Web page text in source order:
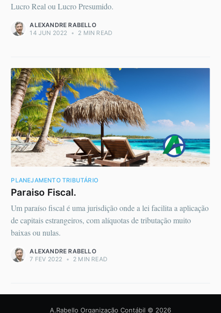
Lucro Real ou Lucro Presumido.
ALEXANDRE RABELLO
14 JUN 2022
• 2 MIN READ
PLANEJAMENTO TRIBUTÁRIO
Paraiso Fiscal.
Um paraíso fiscal é uma jurisdição onde a lei facilita a aplicação
de capitais estrangeiros, com alíquotas de tributação muito
baixas ou nulas.
ALEXANDRE RABELLO
7 FEV 2022
• 2 MIN READ
A.Rabello Organização Contábil © 2026